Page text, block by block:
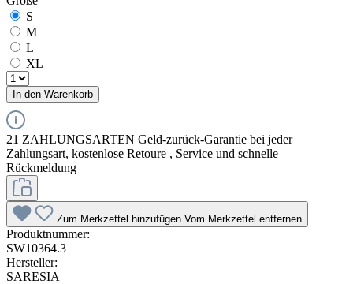
S
M
L
XL
In den Warenkorb
21 ZAHLUNGSARTEN Geld-zurück-Garantie bei jeder
Zahlungsart, kostenlose Retoure , Service und schnelle
Rückmeldung
Zum Merkzettel hinzufügen Vom Merkzettel entfernen
Produktnummer:
SW10364.3
Hersteller:
SARESIA